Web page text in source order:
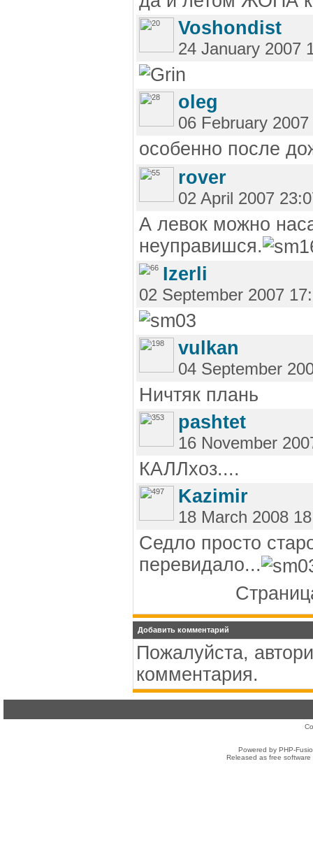
Voshondist
24 January 2007
oleg
06 February
особенно после
rover
02 April 2007
А левок можно
неуправишся.
Izerli
02 September 2007
vulkan
04 September
Ничтяк плань
pashtet
16 November
КАЛЛхоз....
Kazimir
18 March 2008
Седло просто
перевидало...
Добавить комментарий
Пожалуйста,
комментария.
Powered by PHP-
Released as free